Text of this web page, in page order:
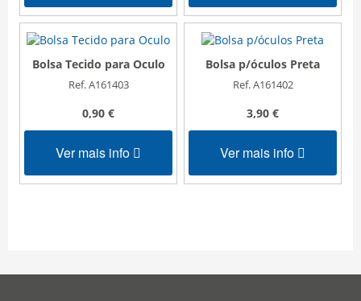
Bolsa Tecido para Oculo
Ref. A161403
0,90 €
Ver mais info
Bolsa p/óculos Preta
Ref. A161402
3,90 €
Ver mais info